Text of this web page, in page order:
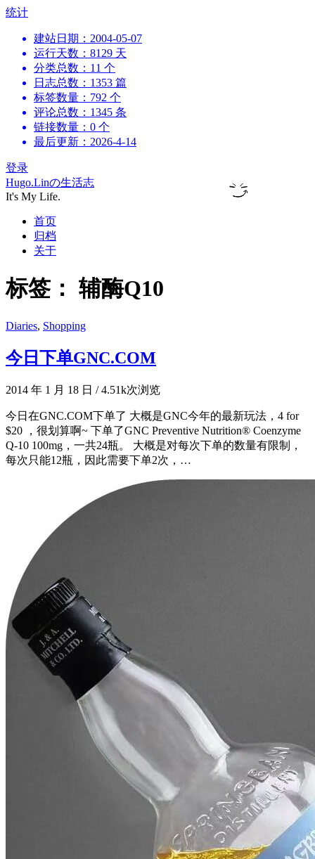
跳
统计
建站日期：2004-05-07
运行天数：8129 天
分类总数：11 个
日志总数：1353 篇
标签数量：792 个
评论总数：1345 条
链接数量：0 个
最后更新：2026-4-14
登录
Hugo.Linの生活志
It's My Life.
首页
归档
关于
标签： 辅酶Q10
Diaries, Shopping
今日下单GNC.COM
2014 年 1 月 18 日 /4.51k次浏览
今日在GNC.COM下单了 大概是GNC今年的最新玩法，4 for
$20 ，很划算啊~ 下单了GNC Preventive Nutrition® Coenzyme
Q-10 100mg，一共24瓶。 大概是对每次下单的数量有限制，
每次只能12瓶，因此需要下单2次，…